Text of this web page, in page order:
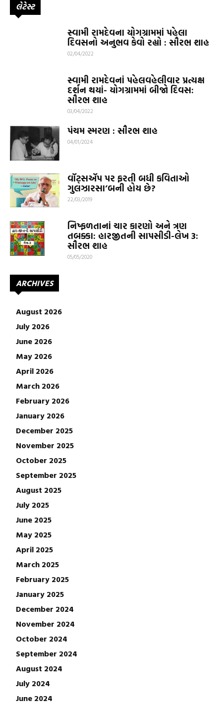
લેટેસ્ટ
સ્વામી રામદેવના યોગગ્રામમાં પહેલા
દિવસનો અનુભવ કેવો રહ્યો : સૌરભ શાહ
02/04/2022
સ્વામી રામદેવનાં પહેલવહેલીવાર પ્રત્યક્ષ
દર્શન થયાં- યોગગ્રામમાં બીજો દિવસ:
સૌરભ શાહ
03/04/2022
પંચમ સ્મરણ : સૌરભ શાહ
04/01/2024
વૉટ્સઍપ પર ફરતી બધી કવિતાઓ
ગુલઝારસા’બની હોય છે?
22/03/2019
નિષ્ફળતાનાં ચાર કારણો અને ત્રણ
તબક્કા: હારજીતની સાપસીડી-લેખ 3:
સૌરભ શાહ
05/05/2020
ARCHIVES
August 2026
July 2026
June 2026
May 2026
April 2026
March 2026
February 2026
January 2026
December 2025
November 2025
October 2025
September 2025
August 2025
July 2025
June 2025
May 2025
April 2025
March 2025
February 2025
January 2025
December 2024
November 2024
October 2024
September 2024
August 2024
July 2024
June 2024